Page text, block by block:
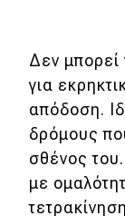
Δεν μπορεί
για
απόδοση.
δρόμους
σθένος
με